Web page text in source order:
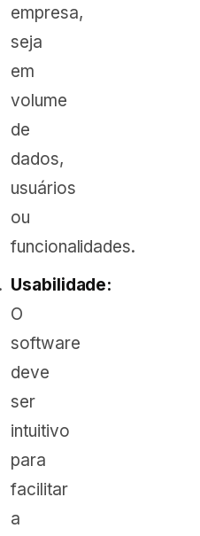
empresa,
seja
em
volume
de
dados,
usuários
ou
funcionalidades.
Usabilidade:
O
software
deve
ser
intuitivo
para
facilitar
a